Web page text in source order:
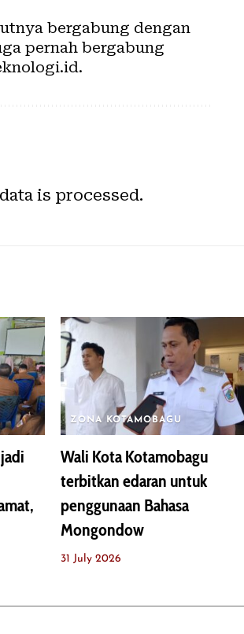
bergabung dengan
pernah bergabung
is processed.
ZONA KOTAMOBAGU
Wali Kota Kotamobagu
terbitkan edaran untuk
penggunaan Bahasa
Mongondow
31 July 2026